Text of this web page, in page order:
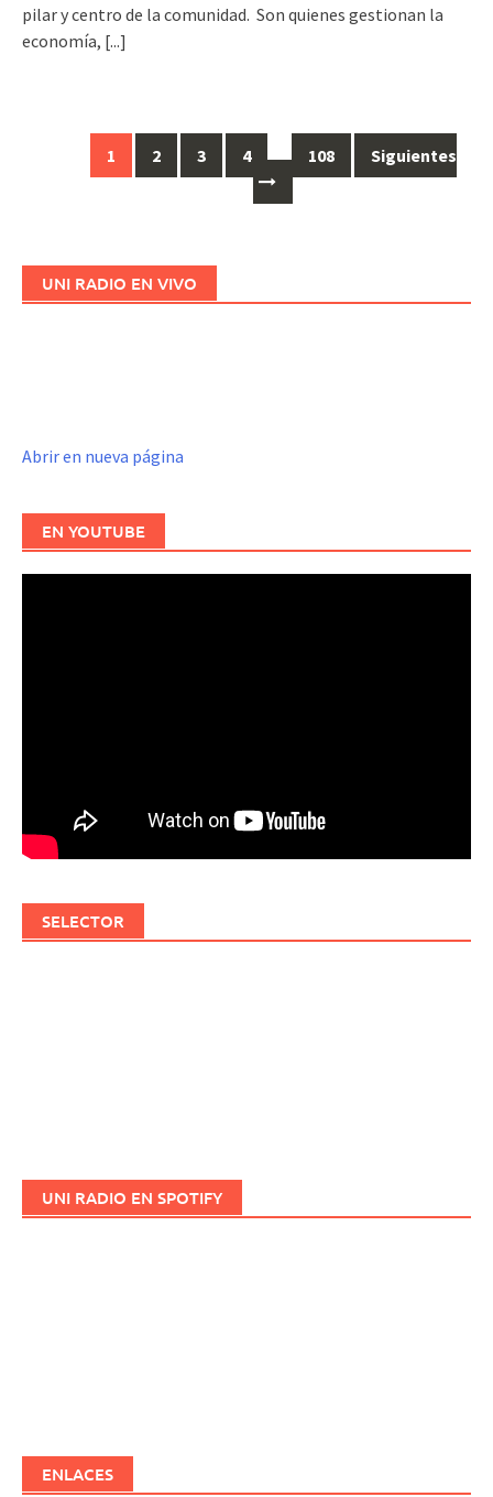
pilar y centro de la comunidad. Son quienes gestionan la
economía, [...]
1 2 3 4 … 108 Siguientes
UNI RADIO EN VIVO
Abrir en nueva página
EN YOUTUBE
SELECTOR
UNI RADIO EN SPOTIFY
ENLACES